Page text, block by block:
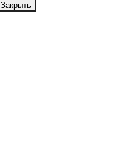
Закрыть